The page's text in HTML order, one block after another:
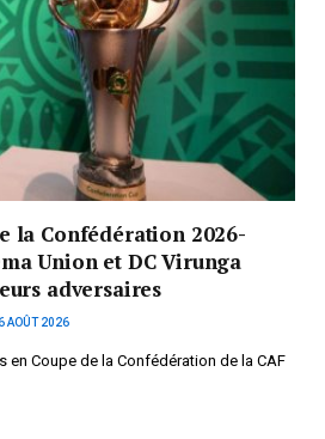
la Confédération 2026-
Union et DC Virunga
adversaires
AOÛT 2026
en Coupe de la Confédération de la CAF